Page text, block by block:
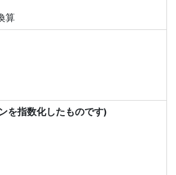
算
を指数化したものです)